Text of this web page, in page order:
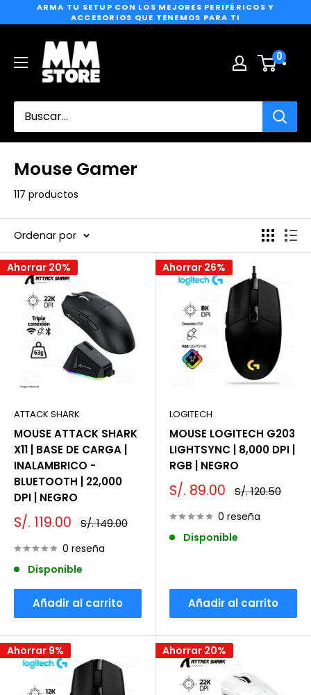
directamente
contenido
ARMA TU SETUP CON LOS MEJORES PERIFÉRICOS Y
ACCESORIOS QUE TENEMOS PARA TI
MM
Store
0
Mouse Gamer
117 productos
Ordenar por
Ahorrar 20%
ATTACK SHARK
MOUSE ATTACK SHARK
X11 | BASE DE CARGA |
INALAMBRICO -
BLUETOOTH | 22,000
DPI | NEGRO
Precio
de
venta
S/. 119.00 Precio
habitual
S/. 149.00
0 reseña
Disponible
Añadir al carrito
Ahorrar 26%
LOGITECH
MOUSE LOGITECH G203
LIGHTSYNC | 8,000 DPI |
RGB | NEGRO
Precio
de
venta
S/. 89.00 Precio
habitual
S/. 120.50
0 reseña
Disponible
Añadir al carrito
Ahorrar 9% Ahorrar 20%